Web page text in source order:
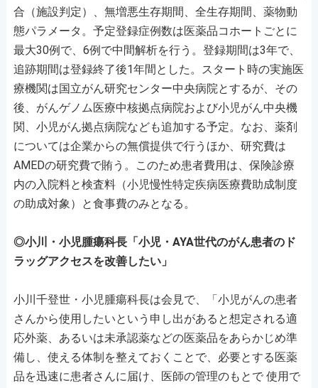
合（施設判定）、無増悪生存期間、全生存期間、薬物動
態パラメータ。予定登録症例数は医薬品コホートごとに
最大30例で、6例で中間解析を行う。登録期間は3年で、
追跡期間は登録終了後1年間とした。スタート時の実施医
療機関は国立がん研究センター中央病院とするが、その
後、がんゲノム医療中核拠点病院および小児がん中央機
関、小児がん拠点病院なども追加する予定。なお、薬剤
については企業からの無償提供で行うほか、研究費は
AMEDの研究費で賄う。このため患者費用は、保険診療
内の入院料と検査料（小児慢性特定疾病医療費助成制度
の助成対象）と食事費のみとなる。
◎小川・小児腫瘍科長「小児・AYA世代のがん患者のド
ラッグアクセスを改善したい」
小川千登世・小児腫瘍科長は会見で、「小児がんの患者
さんから使用したいという申し出があると想定される適
応外薬、あるいは未承認薬などの医薬品をあらかじめ準
備し、使える体制を整えておくことで、必要とする医薬
品を迅速に患者さんに届け、医師の管理のもとで 使用で